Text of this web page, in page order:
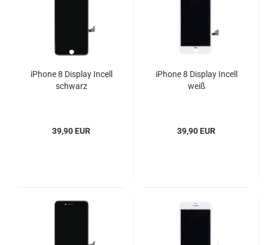
iPhone 8 Display Incell
schwarz
39,90 EUR
iPhone 8 Display Incell
weiß
39,90 EUR